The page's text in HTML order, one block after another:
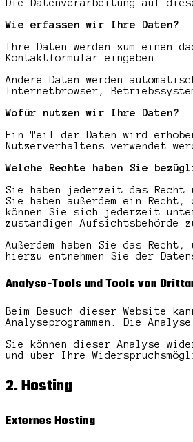
Die Datenverarbeitung auf
Wie erfassen wir Ihre Daten?
Ihre Daten werden zum einen
Kontaktformular eingeben.
Andere Daten werden
Internetbrowser,
Wofür nutzen wir Ihre Daten?
Ein Teil der Daten wird
Nutzerverhaltens verwendet
Welche Rechte haben Sie
Sie haben jederzeit das Recht
Sie haben außerdem ein
können Sie sich jederzeit unter
zuständigen Aufsichtsbehörde
Außerdem haben Sie das
hierzu entnehmen Sie der
Analyse-Tools und Tools von
Beim Besuch dieser Website
Analyseprogrammen. Die
Sie können dieser Analyse
und über Ihre
2. Hosting
Externes Hosting